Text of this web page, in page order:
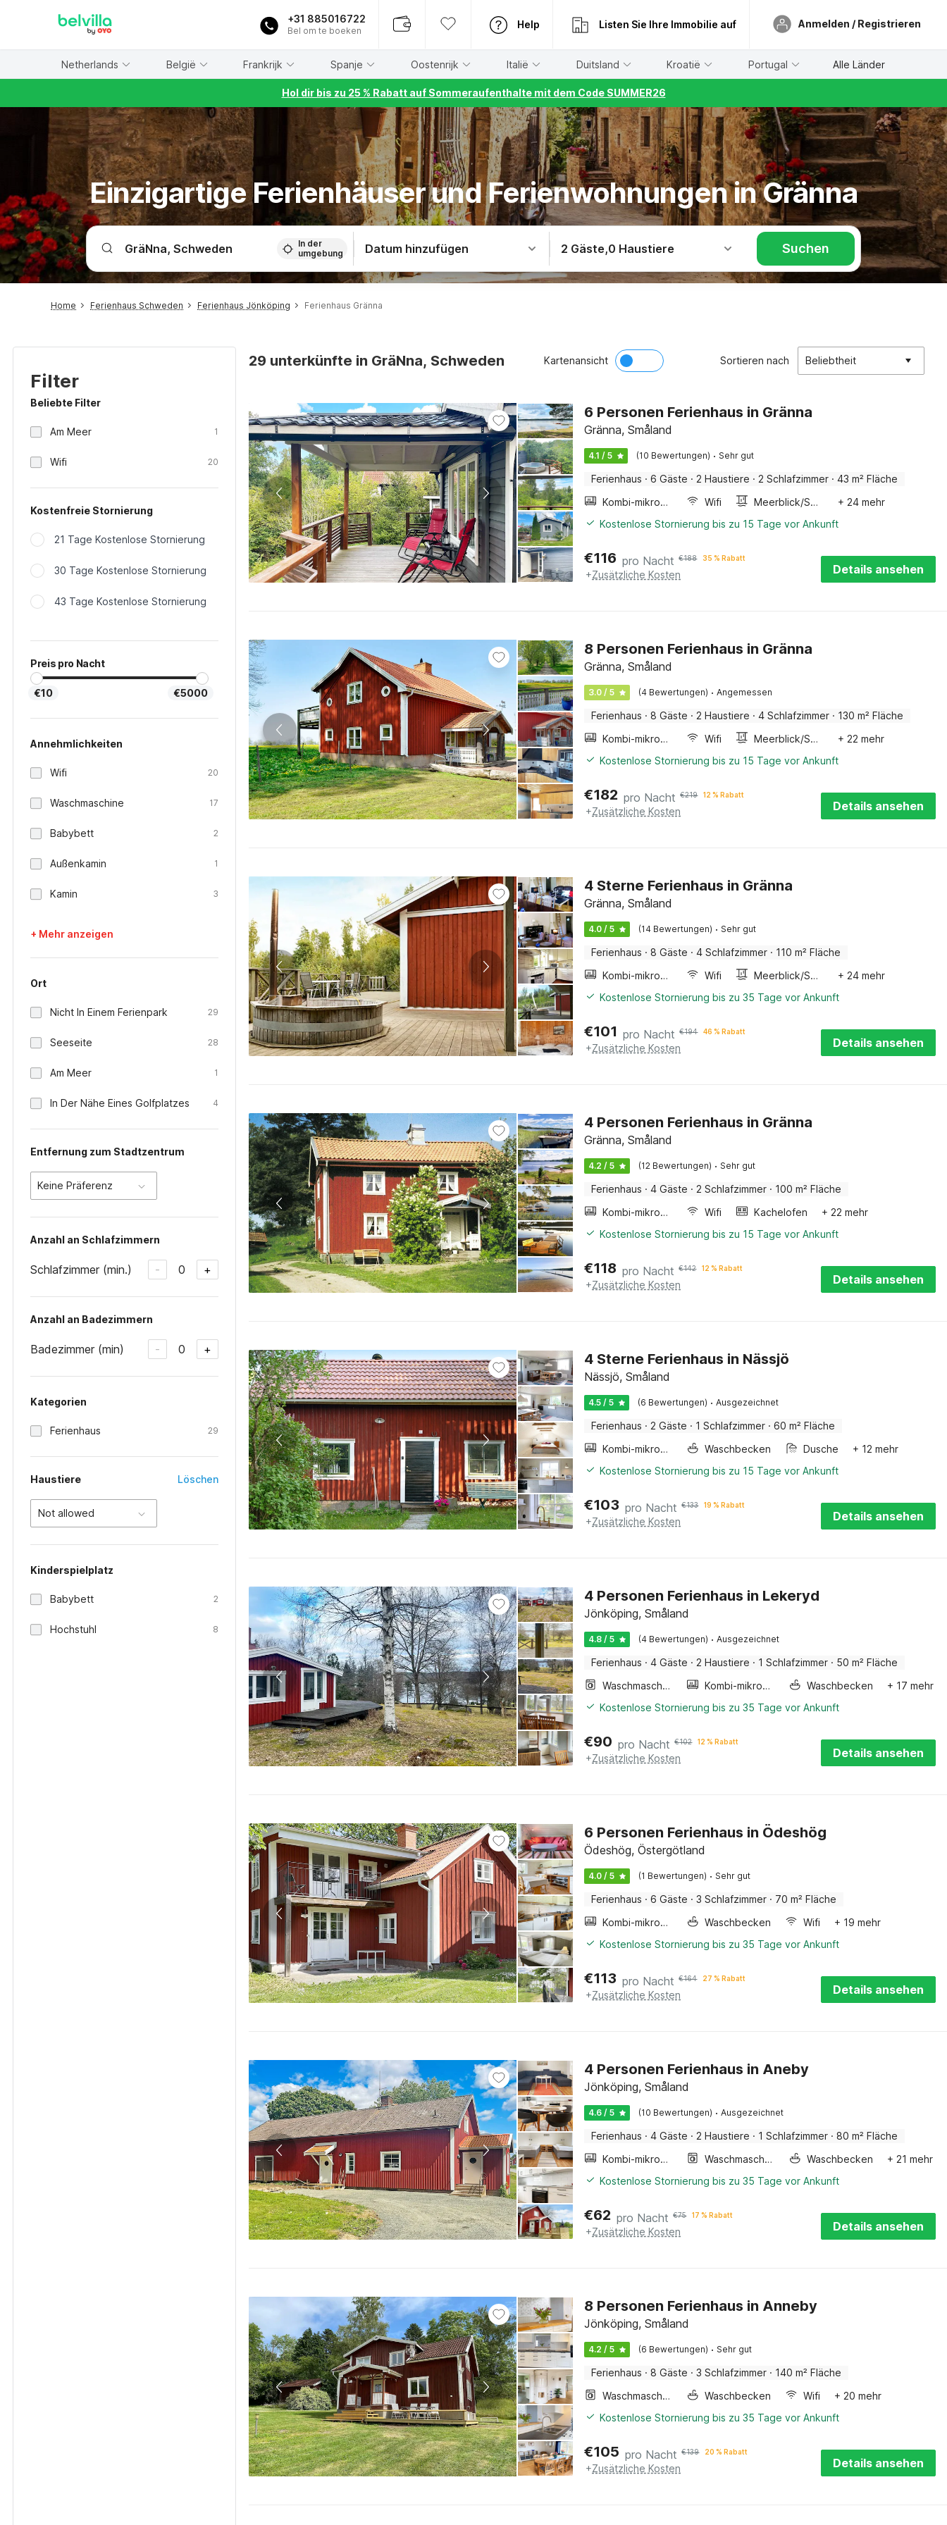
+31 885016722
Bel om te boeken
Help Listen Sie Ihre Immobilie auf Anmelden / Registrieren
Netherlands België Frankrijk Spanje Oostenrijk Italië Duitsland Kroatië Portugal Alle Länder
Hol dir bis zu 25 % Rabatt auf Sommeraufenthalte mit dem Code SUMMER26
Einzigartige Ferienhäuser und Ferienwohnungen in Gränna
In der
umgebung
Datum hinzufügen 2 Gäste,0 Haustiere Suchen
Home Ferienhaus Schweden Ferienhaus Jönköping Ferienhaus Gränna
Filter
Beliebte Filter
Am Meer 1
Wifi 20
Kostenfreie Stornierung
21 Tage Kostenlose Stornierung
30 Tage Kostenlose Stornierung
43 Tage Kostenlose Stornierung
Preis pro Nacht
€10 €5000
Annehmlichkeiten
Wifi 20
Waschmaschine 17
Babybett 2
Außenkamin 1
Kamin 3
+ Mehr anzeigen
Ort
Nicht In Einem Ferienpark 29
Seeseite 28
Am Meer 1
In Der Nähe Eines Golfplatzes 4
Entfernung zum Stadtzentrum
Keine Präferenz
Anzahl an Schlafzimmern
Schlafzimmer (min.) - 0 +
Anzahl an Badezimmern
Badezimmer (min) - 0 +
Kategorien
Ferienhaus 29
Haustiere Löschen
Not allowed
Kinderspielplatz
Babybett 2
Hochstuhl 8
29 unterkünfte in GräNna, Schweden Kartenansicht Sortieren nach Beliebtheit
6 Personen Ferienhaus in Gränna
Gränna, Småland
4.1 / 5 (10 Bewertungen) · Sehr gut
Ferienhaus · 6 Gäste · 2 Haustiere · 2 Schlafzimmer · 43 m² Fläche
Kombi-mikrowelle
Wifi Meerblick/Seeblick
+ 24 mehr
Kostenlose Stornierung bis zu 15 Tage vor Ankunft
€116 pro Nacht €188 35 % Rabatt
+Zusätzliche Kosten Details ansehen
8 Personen Ferienhaus in Gränna
Gränna, Småland
3.0 / 5 (4 Bewertungen) · Angemessen
Ferienhaus · 8 Gäste · 2 Haustiere · 4 Schlafzimmer · 130 m² Fläche
Kombi-mikrowelle
Wifi Meerblick/Seeblick
+ 22 mehr
Kostenlose Stornierung bis zu 15 Tage vor Ankunft
€182 pro Nacht €219 12 % Rabatt
+Zusätzliche Kosten Details ansehen
4 Sterne Ferienhaus in Gränna
Gränna, Småland
4.0 / 5 (14 Bewertungen) · Sehr gut
Ferienhaus · 8 Gäste · 4 Schlafzimmer · 110 m² Fläche
Kombi-mikrowelle
Wifi Meerblick/Seeblick
+ 24 mehr
Kostenlose Stornierung bis zu 35 Tage vor Ankunft
€101 pro Nacht €194 46 % Rabatt
+Zusätzliche Kosten Details ansehen
4 Personen Ferienhaus in Gränna
Gränna, Småland
4.2 / 5 (12 Bewertungen) · Sehr gut
Ferienhaus · 4 Gäste · 2 Schlafzimmer · 100 m² Fläche
Kombi-mikrowelle
Wifi Kachelofen
+ 22 mehr
Kostenlose Stornierung bis zu 15 Tage vor Ankunft
€118 pro Nacht €142 12 % Rabatt
+Zusätzliche Kosten Details ansehen
4 Sterne Ferienhaus in Nässjö
Nässjö, Småland
4.5 / 5 (6 Bewertungen) · Ausgezeichnet
Ferienhaus · 2 Gäste · 1 Schlafzimmer · 60 m² Fläche
Kombi-mikrowelle
Waschbecken Dusche
+ 12 mehr
Kostenlose Stornierung bis zu 15 Tage vor Ankunft
€103 pro Nacht €133 19 % Rabatt
+Zusätzliche Kosten Details ansehen
4 Personen Ferienhaus in Lekeryd
Jönköping, Småland
4.8 / 5 (4 Bewertungen) · Ausgezeichnet
Ferienhaus · 4 Gäste · 2 Haustiere · 1 Schlafzimmer · 50 m² Fläche
Waschmaschine
Kombi-mikrowelle Waschbecken
+ 17 mehr
Kostenlose Stornierung bis zu 35 Tage vor Ankunft
€90 pro Nacht €102 12 % Rabatt
+Zusätzliche Kosten Details ansehen
6 Personen Ferienhaus in Ödeshög
Ödeshög, Östergötland
4.0 / 5 (1 Bewertungen) · Sehr gut
Ferienhaus · 6 Gäste · 3 Schlafzimmer · 70 m² Fläche
Kombi-mikrowelle
Waschbecken Wifi
+ 19 mehr
Kostenlose Stornierung bis zu 35 Tage vor Ankunft
€113 pro Nacht €164 27 % Rabatt
+Zusätzliche Kosten Details ansehen
4 Personen Ferienhaus in Aneby
Jönköping, Småland
4.6 / 5 (10 Bewertungen) · Ausgezeichnet
Ferienhaus · 4 Gäste · 2 Haustiere · 1 Schlafzimmer · 80 m² Fläche
Kombi-mikrowelle
Waschmaschine Waschbecken
+ 21 mehr
Kostenlose Stornierung bis zu 35 Tage vor Ankunft
€62 pro Nacht €75 17 % Rabatt
+Zusätzliche Kosten Details ansehen
8 Personen Ferienhaus in Anneby
Jönköping, Småland
4.2 / 5 (6 Bewertungen) · Sehr gut
Ferienhaus · 8 Gäste · 3 Schlafzimmer · 140 m² Fläche
Waschmaschine
Waschbecken Wifi
+ 20 mehr
Kostenlose Stornierung bis zu 35 Tage vor Ankunft
€105 pro Nacht €139 20 % Rabatt
+Zusätzliche Kosten Details ansehen